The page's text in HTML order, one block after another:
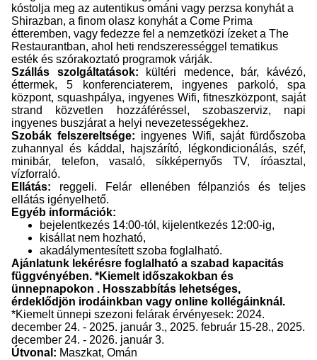
kóstolja meg az autentikus ománi vagy perzsa konyhát a
Shirazban, a finom olasz konyhát a Come Prima
étteremben, vagy fedezze fel a nemzetközi ízeket a The
Restaurantban, ahol heti rendszerességgel tematikus
esték és szórakoztató programok várják.
Szállás szolgáltatások:
kültéri medence, bár, kávézó,
éttermek, 5 konferenciaterem, ingyenes parkoló, spa
központ, squashpálya, ingyenes Wifi, fitneszközpont, saját
strand közvetlen hozzáféréssel, szobaszerviz, napi
ingyenes buszjárat a helyi nevezetességekhez.
Szobák felszereltsége: ingyenes Wifi, saját fürdőszoba
zuhannyal és káddal, hajszárító, légkondicionálás, széf,
minibár, telefon, vasaló, síkképernyős TV, íróasztal,
vízforraló.
Ellátás: reggeli. Felár ellenében félpanziós és teljes
ellátás igényelhető.
Egyéb információk:
bejelentkezés 14:00-tól, kijelentkezés 12:00-ig,
kisállat nem hozható,
akadálymentesített szoba foglalható.
Ajánlatunk lekérésre foglalható a szabad kapacitás
függvényében. *Kiemelt időszakokban és
ünnepnapokon . Hosszabbítás lehetséges,
érdeklődjön irodáinkban vagy online kollégáinknál.
*Kiemelt ünnepi szezoni felárak érvényesek: 2024.
december 24. - 2025. január 3., 2025. február 15-28., 2025.
december 24. - 2026. január 3.
Útvonal: Maszkat, Omán